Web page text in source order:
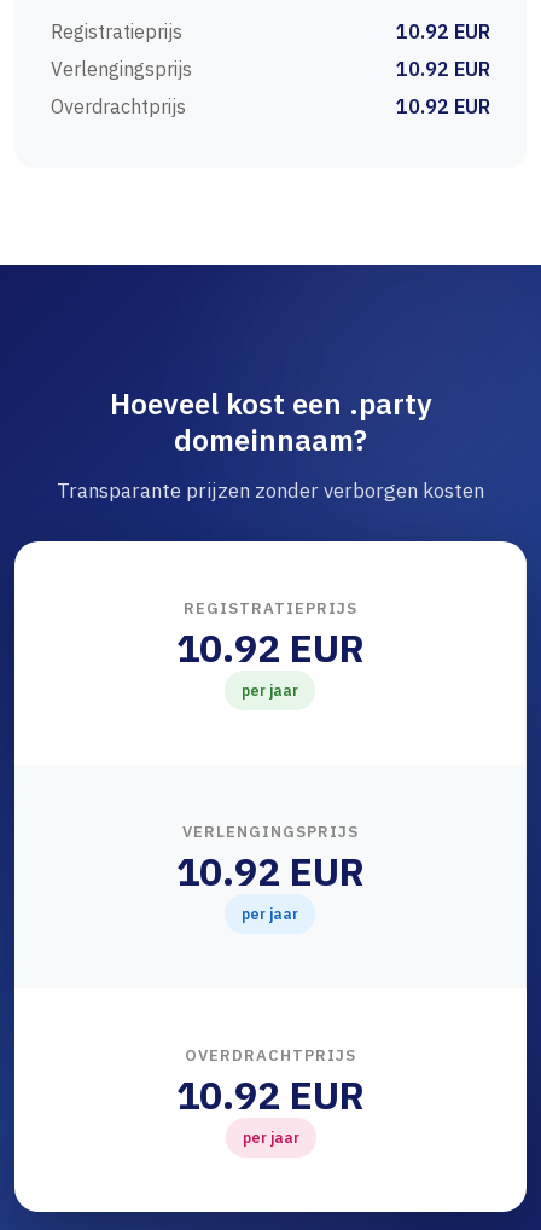
Registratieprijs
10.92 EUR
Verlengingsprijs
10.92 EUR
Overdrachtprijs
10.92 EUR
Hoeveel kost een .party
domeinnaam?
Transparante prijzen zonder verborgen kosten
REGISTRATIEPRIJS
10.92 EUR
per jaar
VERLENGINGSPRIJS
10.92 EUR
per jaar
OVERDRACHTPRIJS
10.92 EUR
per jaar